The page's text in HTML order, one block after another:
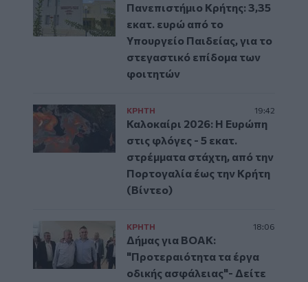
Πανεπιστήμιο Κρήτης: 3,35
εκατ. ευρώ από το
Υπουργείο Παιδείας, για το
στεγαστικό επίδομα των
φοιτητών
ΚΡΗΤΗ 19:42
Καλοκαίρι 2026: Η Ευρώπη
στις φλόγες - 5 εκατ.
στρέμματα στάχτη, από την
Πορτογαλία έως την Κρήτη
(Βίντεο)
ΚΡΗΤΗ 18:06
Δήμας για ΒΟΑΚ:
"Προτεραιότητα τα έργα
οδικής ασφάλειας"- Δείτε